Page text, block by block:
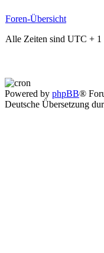
Foren-Übersicht
Alle Zeiten sind UTC + 1
Powered by phpBB®
Deutsche Übersetzung